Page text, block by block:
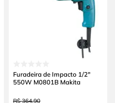
Furadeira de Impacto 1/2"
550W M0801B Makita
R$ 364,90